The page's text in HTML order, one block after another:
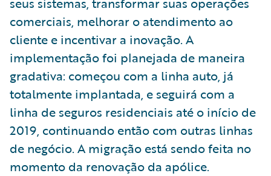
comerciais, melhorar o atendimento ao
cliente e incentivar a inovação. A
implementação foi planejada de maneira
gradativa: começou com a linha auto, já
totalmente implantada, e seguirá com a
linha de seguros residenciais até o início de
2019, continuando então com outras linhas
de negócio. A migração está sendo feita no
momento da renovação da apólice.